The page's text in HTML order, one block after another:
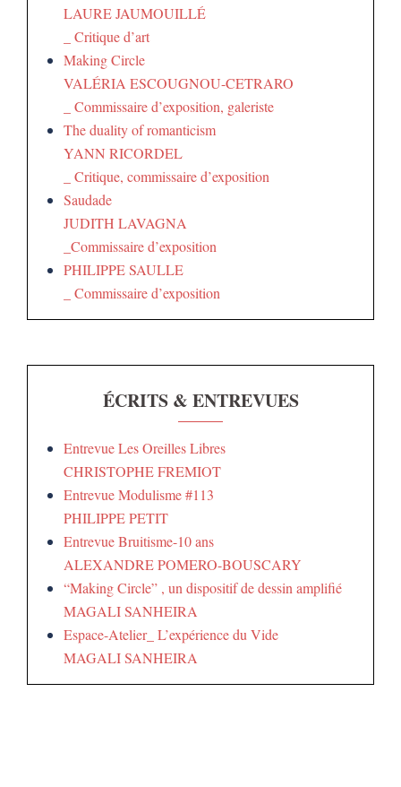
LAURE JAUMOUILLÉ
_ Critique d’art
Making Circle
VALÉRIA ESCOUGNOU-CETRARO
_ Commissaire d’exposition, galeriste
The duality of romanticism
YANN RICORDEL
_ Critique, commissaire d’exposition
Saudade
JUDITH LAVAGNA
_Commissaire d’exposition
PHILIPPE SAULLE
_ Commissaire d’exposition
ÉCRITS & ENTREVUES
Entrevue Les Oreilles Libres
CHRISTOPHE FREMIOT
Entrevue Modulisme #113
PHILIPPE PETIT
Entrevue Bruitisme-10 ans
ALEXANDRE POMERO-BOUSCARY
“Making Circle” , un dispositif de dessin amplifié
MAGALI SANHEIRA
Espace-Atelier_ L’expérience du Vide
MAGALI SANHEIRA